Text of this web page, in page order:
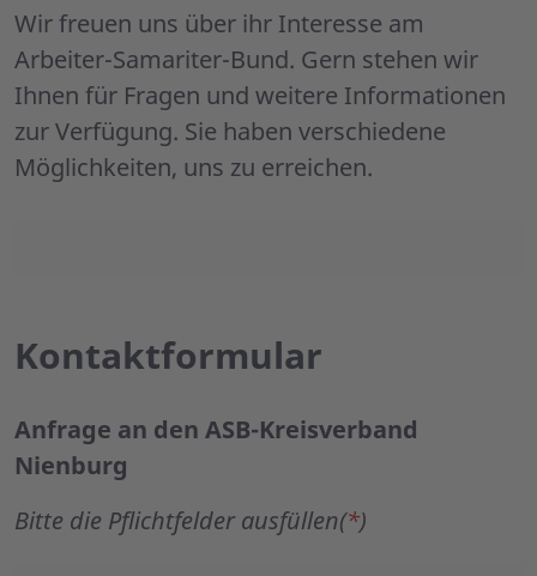
Wir freuen uns über ihr Interesse am
Arbeiter-Samariter-Bund. Gern stehen wir
Ihnen für Fragen und weitere Informationen
zur Verfügung. Sie haben verschiedene
Möglichkeiten, uns zu erreichen.
Kontaktformular
Anfrage an den ASB-Kreisverband
Nienburg
Bitte die Pflichtfelder ausfüllen(*)